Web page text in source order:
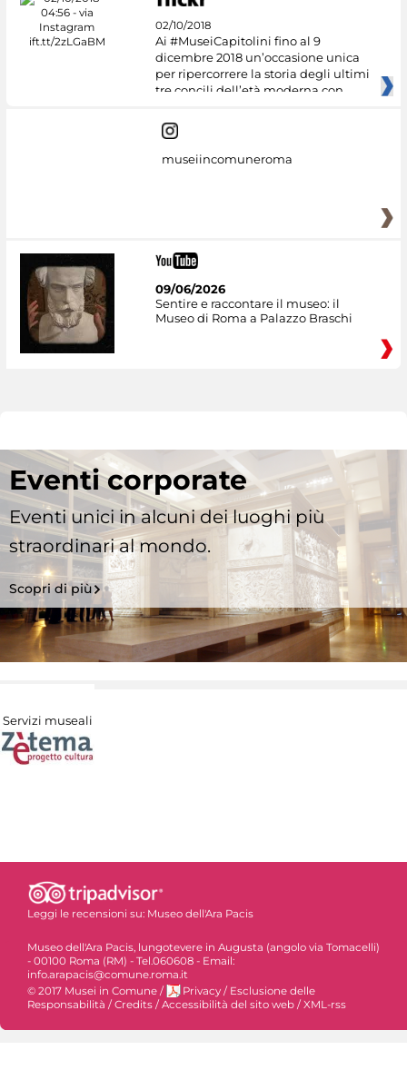
02/10/2018
Ai #MuseiCapitolini fino al 9
dicembre 2018 un’occasione unica
per ripercorrere la storia degli ultimi
tre concili dell’età moderna con
museiincomuneroma
09/06/2026
Sentire e raccontare il museo: il
Museo di Roma a Palazzo Braschi
Eventi corporate
Eventi unici in alcuni dei luoghi più
straordinari al mondo.
Scopri di più
Servizi museali
Leggi le recensioni su: Museo dell'Ara Pacis
Museo dell'Ara Pacis, lungotevere in Augusta (angolo via Tomacelli)
- 00100 Roma (RM) - Tel.060608 - Email:
info.arapacis@comune.roma.it
© 2017 Musei in Comune / Privacy / Esclusione delle
Responsabilità / Credits / Accessibilità del sito web / XML-rss